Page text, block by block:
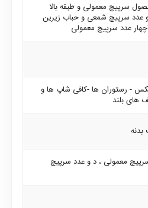
سرپیچ معمولی و طبقه بالا
عدد سرپیچ شمعی و حباب زیرین
- رستوران ها -کافی شاپ ها و
های بلند
سرپیچ معمولی ، د و عدد سرپیچ